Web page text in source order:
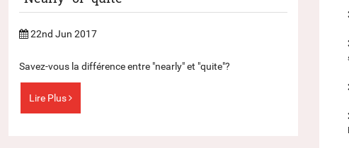
22nd Jun 2017
Savez-vous la différence entre "nearly" et "quite"?
Lire Plus